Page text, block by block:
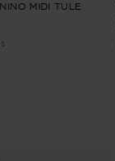
MIDI TULE